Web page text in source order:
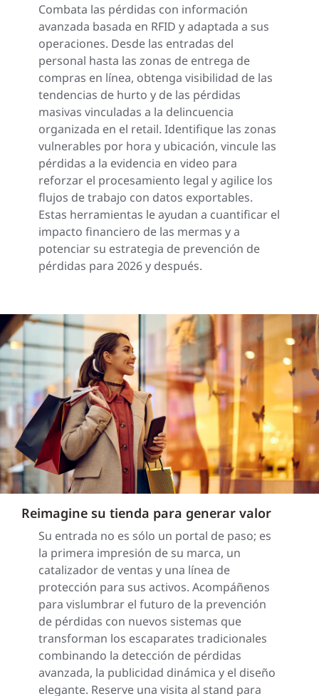
Combata las pérdidas con información
avanzada basada en RFID y adaptada a sus
operaciones. Desde las entradas del
personal hasta las zonas de entrega de
compras en línea, obtenga visibilidad de las
tendencias de hurto y de las pérdidas
masivas vinculadas a la delincuencia
organizada en el retail. Identifique las zonas
vulnerables por hora y ubicación, vincule las
pérdidas a la evidencia en video para
reforzar el procesamiento legal y agilice los
flujos de trabajo con datos exportables.
Estas herramientas le ayudan a cuantificar el
impacto financiero de las mermas y a
potenciar su estrategia de prevención de
pérdidas para 2026 y después.
Reimagine su tienda para generar valor
Su entrada no es sólo un portal de paso; es
la primera impresión de su marca, un
catalizador de ventas y una línea de
protección para sus activos. Acompáñenos
para vislumbrar el futuro de la prevención
de pérdidas con nuevos sistemas que
transforman los escaparates tradicionales
combinando la detección de pérdidas
avanzada, la publicidad dinámica y el diseño
elegante. Reserve una visita al stand para